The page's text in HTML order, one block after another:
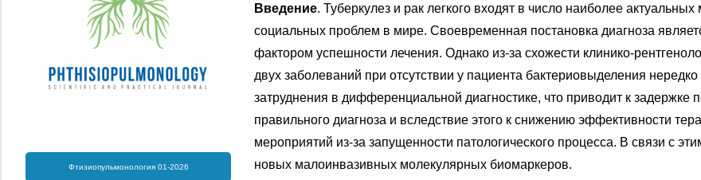
Введение. Туберкулез и рак легкого входят в число наиболее актуальных
социальных проблем в мире. Своевременная постановка диагноза
фактором успешности лечения. Однако из-за схожести клинико-
двух заболеваний при отсутствии у пациента бактериовыделения
затруднения в дифференциальной диагностике, что приводит к задержке
правильного диагноза и вследствие этого к снижению эффективности
мероприятий из-за запущенности патологического процесса. В связи с
новых малоинвазивных молекулярных биомаркеров.
Фтизиопульмонология 01-2026